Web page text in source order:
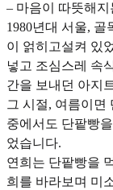
– 마음이 따뜻해지
1980년대 서울, 골
이 얽히고설켜 있
넣고 조심스레 속
간을 보내던 아지
그 시절, 여름이면
중에서도 단팥빵
었습니다.
연희는 단팥빵을
희를 바라보며 미